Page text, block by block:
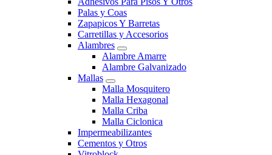
Palas y Coas
Zapapicos Y Barretas
Carretillas y Accesorios
Alambres
Alambre Amarre
Alambre Galvanizado
Mallas
Malla Mosquitero
Malla Hexagonal
Malla Criba
Malla Ciclonica
Impermeabilizantes
Cementos y Otros